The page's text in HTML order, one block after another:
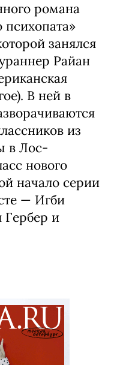
романа
психопата»
занялся
Райан
В ней в
из
в Лос-
нового
начало серии
— Игби
Гербер и